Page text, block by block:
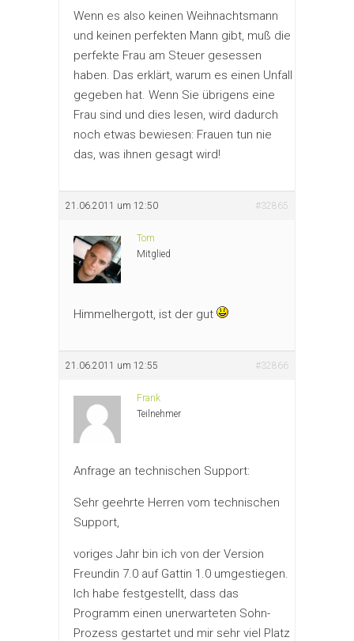
Wenn es also keinen Weihnachtsmann
und keinen perfekten Mann gibt, muß die
perfekte Frau am Steuer gesessen
haben. Das erklärt, warum es einen Unfall
gegeben hat. Wenn Sie übrigens eine
Frau sind und dies lesen, wird dadurch
noch etwas bewiesen: Frauen tun nie
das, was ihnen gesagt wird!
21.06.2011 um 12:50 #32865
Tom
Mitglied
Himmelhergott, ist der gut
21.06.2011 um 12:55 #32866
Frank
Teilnehmer
Anfrage an technischen Support:
Sehr geehrte Herren vom technischen
Support,
voriges Jahr bin ich von der Version
Freundin 7.0 auf Gattin 1.0 umgestiegen.
Ich habe festgestellt, dass das
Programm einen unerwarteten Sohn-
Prozess gestartet und mir sehr viel Platz